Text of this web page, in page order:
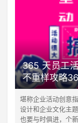
365 天员工
不重样攻略
堪称企业活动创意
设计和企业文化主
也要与时俱进，个